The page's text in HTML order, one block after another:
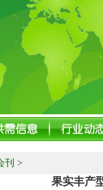
刊 >
果实丰产